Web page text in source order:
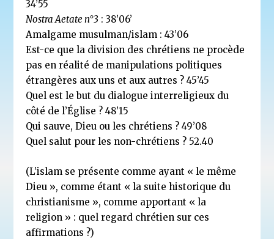
34’55
Nostra Aetate n°3 : 38’06’
Amalgame musulman/islam : 43’06
Est-ce que la division des chrétiens ne procède
pas en réalité de manipulations politiques
étrangères aux uns et aux autres ? 45’45
Quel est le but du dialogue interreligieux du
côté de l’Église ? 48’15
Qui sauve, Dieu ou les chrétiens ? 49’08
Quel salut pour les non-chrétiens ? 52.40
(L’islam se présente comme ayant « le même
Dieu », comme étant « la suite historique du
christianisme », comme apportant « la
religion » : quel regard chrétien sur ces
affirmations ?)